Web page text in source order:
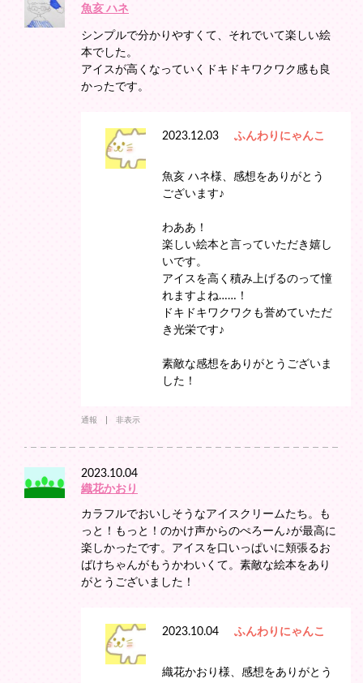
魚亥 ハネ
シンプルで分かりやすくて、それでいて楽しい絵
本でした。
アイスが高くなっていくドキドキワクワク感も良
かったです。
2023.12.03 ふんわりにゃんこ
魚亥 ハネ様、感想をありがとう
ございます♪
わああ！
楽しい絵本と言っていただき嬉し
いです。
アイスを高く積み上げるのって憧
れますよね……！
ドキドキワクワクも誉めていただ
き光栄です♪
素敵な感想をありがとうございま
した！
通報 非表示
2023.10.04
織花かおり
カラフルでおいしそうなアイスクリームたち。も
っと！もっと！のかけ声からのぺろーん♪が最高に
楽しかったです。アイスを口いっぱいに頬張るお
ばけちゃんがもうかわいくて。素敵な絵本をあり
がとうございました！
2023.10.04 ふんわりにゃんこ
織花かおり様、感想をありがとう